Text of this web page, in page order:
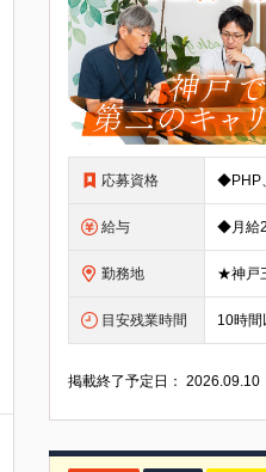
応募資格
給与
勤務地
目安残業時間 10時間
掲載終了予定日：2026.09.10